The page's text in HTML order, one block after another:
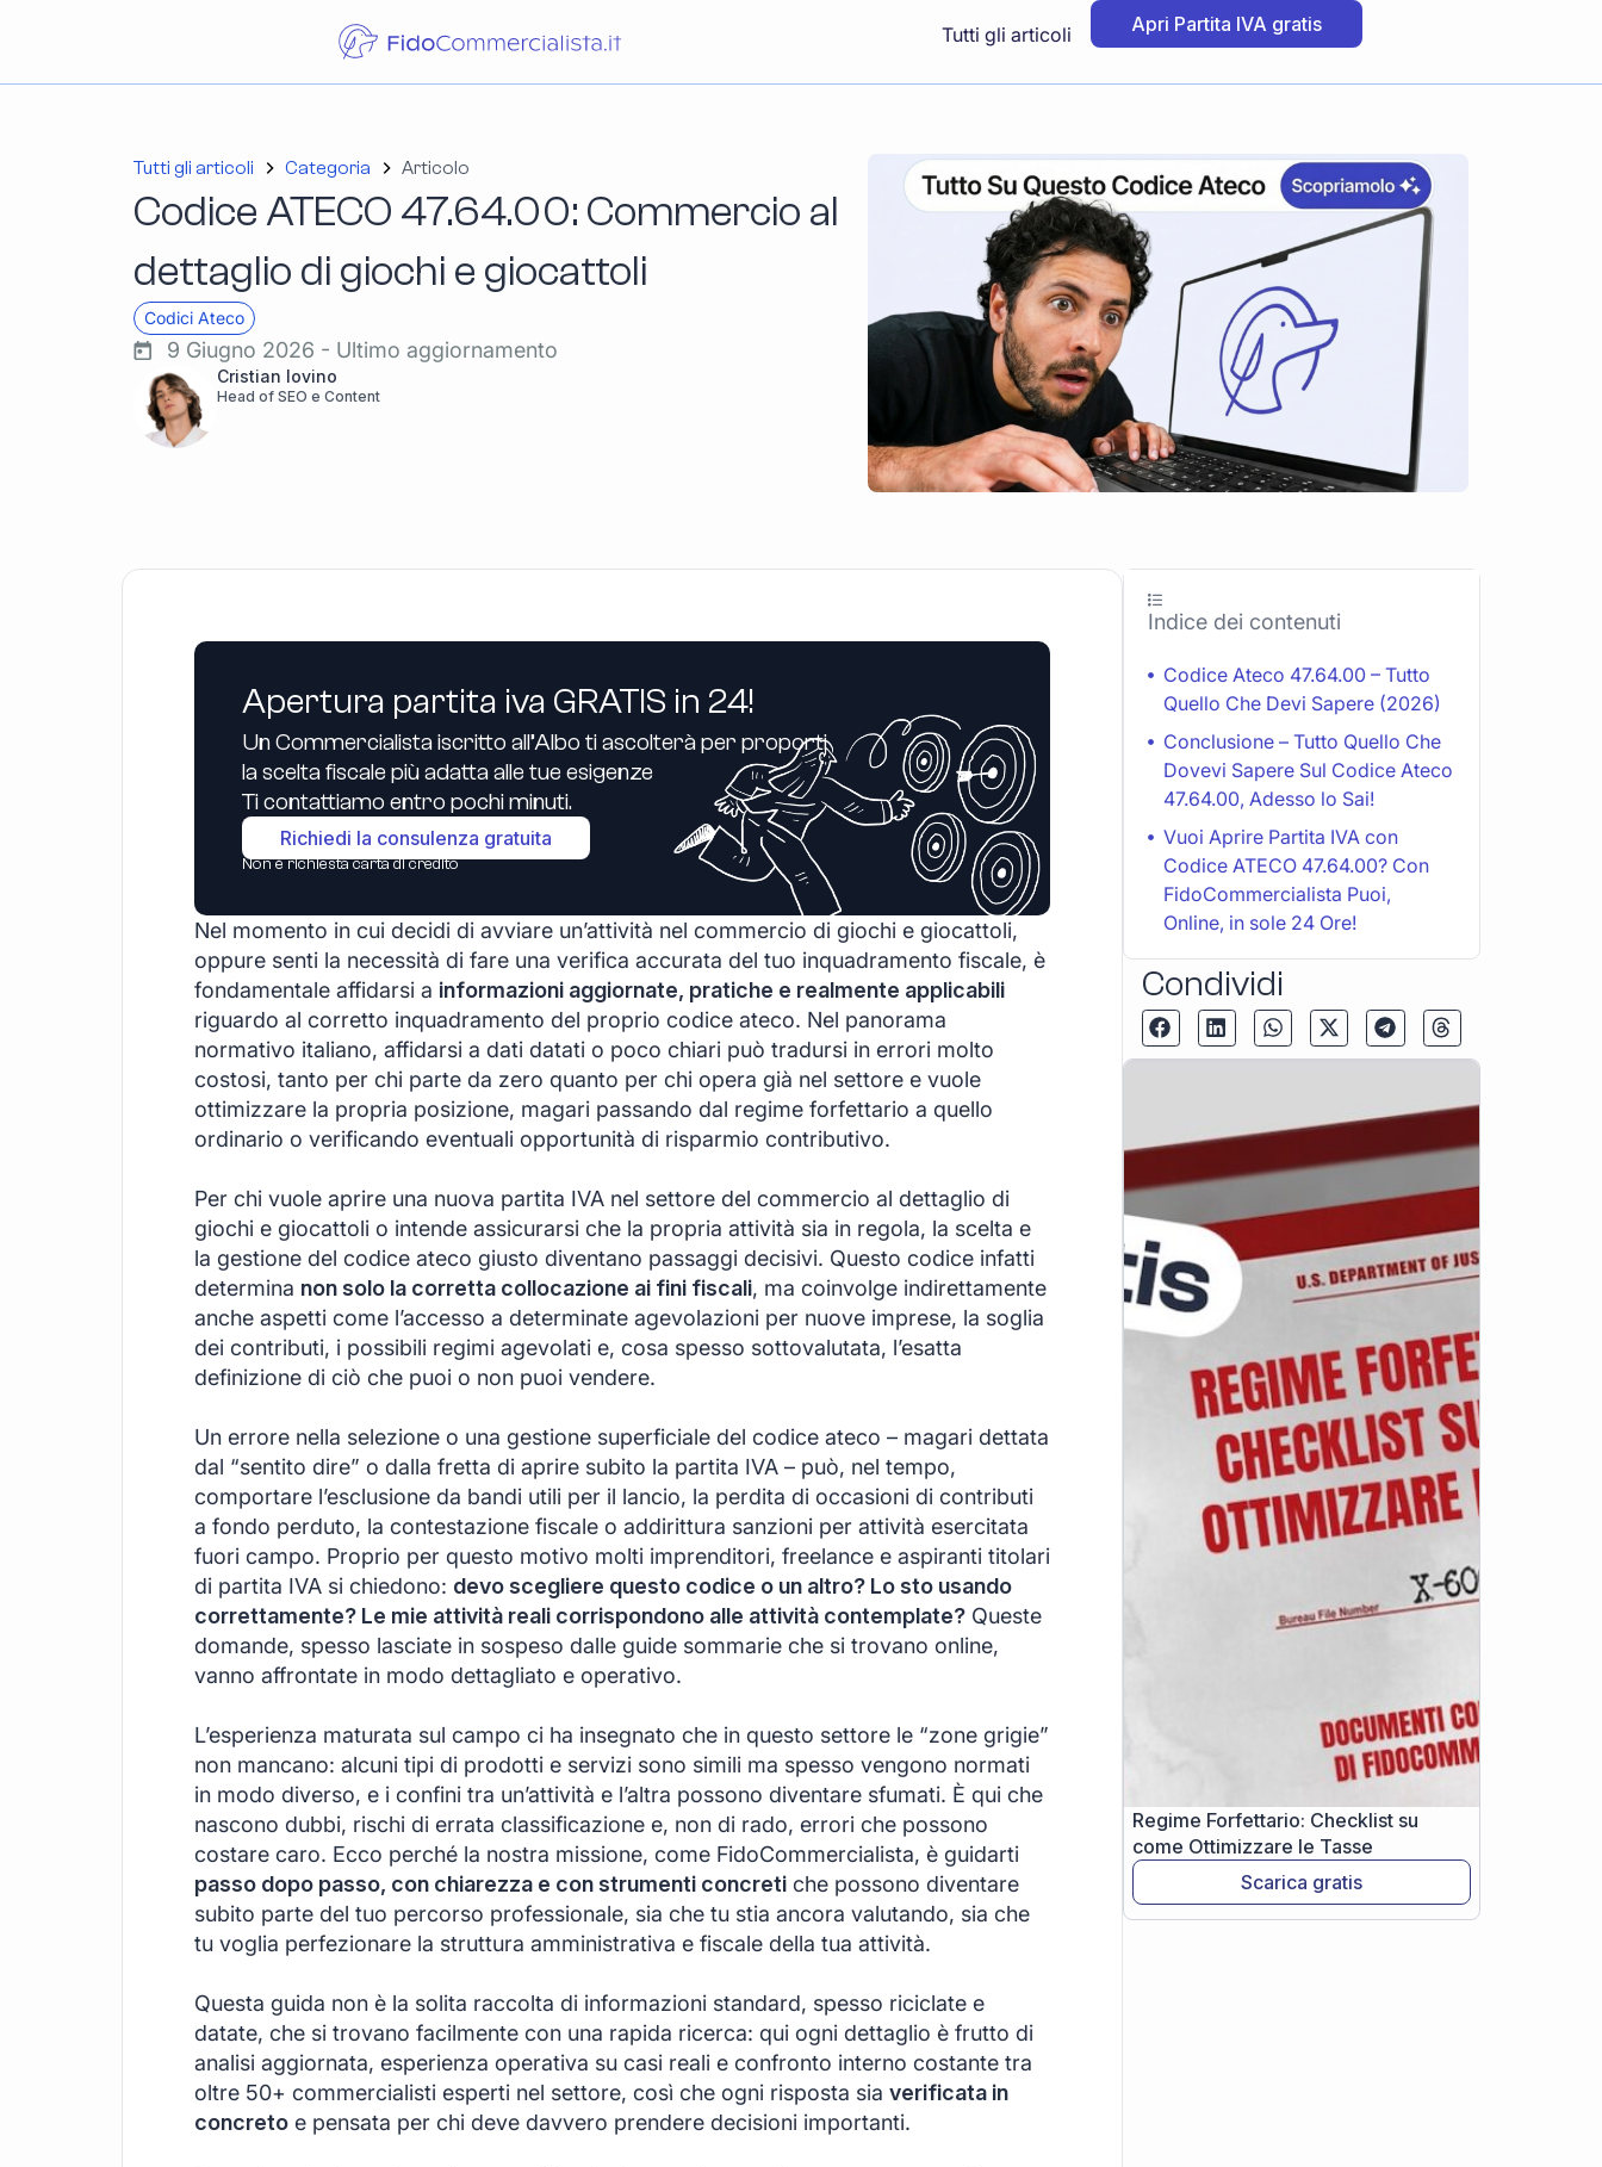
Tutti gli articoli Apri Partita IVA gratis
Tutti gli articoli Categoria Articolo
Codice ATECO 47.64.00: Commercio al
dettaglio di giochi e giocattoli
Codici Ateco
9 Giugno 2026 - Ultimo aggiornamento
Cristian Iovino
Head of SEO e Content
Apertura partita iva GRATIS in 24!
Un Commercialista iscritto all’Albo ti ascolterà per proporti
la scelta fiscale più adatta alle tue esigenze
Ti contattiamo entro pochi minuti.
Richiedi la consulenza gratuita
Non è richiesta carta di credito
Nel momento in cui decidi di avviare un’attività nel commercio di giochi e giocattoli,
oppure senti la necessità di fare una verifica accurata del tuo inquadramento fiscale, è
fondamentale affidarsi a informazioni aggiornate, pratiche e realmente applicabili
riguardo al corretto inquadramento del proprio codice ateco. Nel panorama
normativo italiano, affidarsi a dati datati o poco chiari può tradursi in errori molto
costosi, tanto per chi parte da zero quanto per chi opera già nel settore e vuole
ottimizzare la propria posizione, magari passando dal regime forfettario a quello
ordinario o verificando eventuali opportunità di risparmio contributivo.
Per chi vuole aprire una nuova partita IVA nel settore del commercio al dettaglio di
giochi e giocattoli o intende assicurarsi che la propria attività sia in regola, la scelta e
la gestione del codice ateco giusto diventano passaggi decisivi. Questo codice infatti
determina non solo la corretta collocazione ai fini fiscali, ma coinvolge indirettamente
anche aspetti come l’accesso a determinate agevolazioni per nuove imprese, la soglia
dei contributi, i possibili regimi agevolati e, cosa spesso sottovalutata, l’esatta
definizione di ciò che puoi o non puoi vendere.
Un errore nella selezione o una gestione superficiale del codice ateco – magari dettata
dal “sentito dire” o dalla fretta di aprire subito la partita IVA – può, nel tempo,
comportare l’esclusione da bandi utili per il lancio, la perdita di occasioni di contributi
a fondo perduto, la contestazione fiscale o addirittura sanzioni per attività esercitata
fuori campo. Proprio per questo motivo molti imprenditori, freelance e aspiranti titolari
di partita IVA si chiedono: devo scegliere questo codice o un altro? Lo sto usando
correttamente? Le mie attività reali corrispondono alle attività contemplate? Queste
domande, spesso lasciate in sospeso dalle guide sommarie che si trovano online,
vanno affrontate in modo dettagliato e operativo.
L’esperienza maturata sul campo ci ha insegnato che in questo settore le “zone grigie”
non mancano: alcuni tipi di prodotti e servizi sono simili ma spesso vengono normati
in modo diverso, e i confini tra un’attività e l’altra possono diventare sfumati. È qui che
nascono dubbi, rischi di errata classificazione e, non di rado, errori che possono
costare caro. Ecco perché la nostra missione, come FidoCommercialista, è guidarti
passo dopo passo, con chiarezza e con strumenti concreti che possono diventare
subito parte del tuo percorso professionale, sia che tu stia ancora valutando, sia che
tu voglia perfezionare la struttura amministrativa e fiscale della tua attività.
Questa guida non è la solita raccolta di informazioni standard, spesso riciclate e
datate, che si trovano facilmente con una rapida ricerca: qui ogni dettaglio è frutto di
analisi aggiornata, esperienza operativa su casi reali e confronto interno costante tra
oltre 50+ commercialisti esperti nel settore, così che ogni risposta sia verificata in
concreto e pensata per chi deve davvero prendere decisioni importanti.
Indice dei contenuti
Codice Ateco 47.64.00 – Tutto
Quello Che Devi Sapere (2026)
Conclusione – Tutto Quello Che
Dovevi Sapere Sul Codice Ateco
47.64.00, Adesso lo Sai!
Vuoi Aprire Partita IVA con
Codice ATECO 47.64.00? Con
FidoCommercialista Puoi,
Online, in sole 24 Ore!
Condividi
Regime Forfettario: Checklist su
come Ottimizzare le Tasse
Scarica gratis